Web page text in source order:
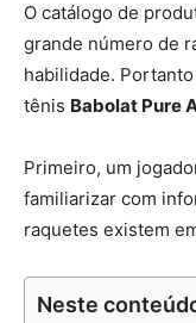
O catálogo de
grande número de
habilidade.
tênis Babolat Pure
Primeiro, um
familiarizar com
raquetes existem
Neste